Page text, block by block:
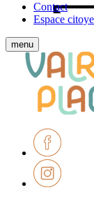
Contact
Espace
Afficher
le
menu
mobile
menu